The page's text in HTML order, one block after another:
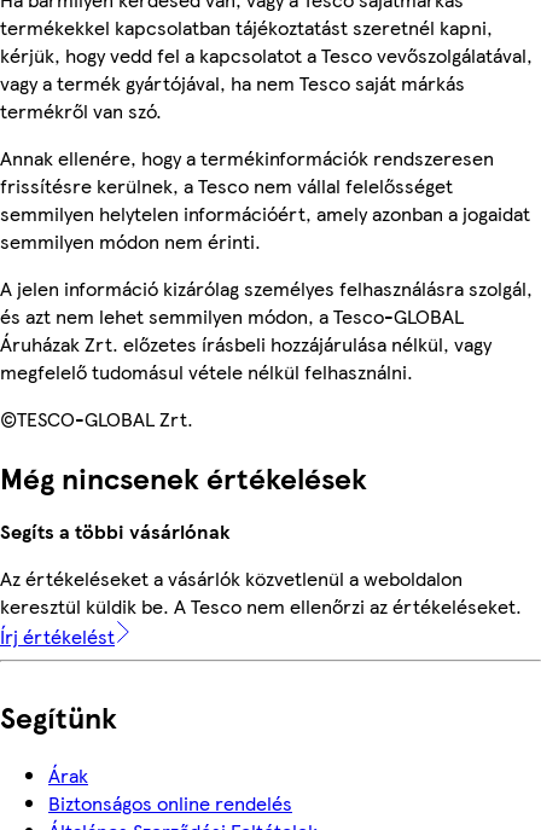
termékekkel kapcsolatban tájékoztatást szeretnél kapni,
kérjük, hogy vedd fel a kapcsolatot a Tesco vevőszolgálatával,
vagy a termék gyártójával, ha nem Tesco saját márkás
termékről van szó.
Annak ellenére, hogy a termékinformációk rendszeresen
frissítésre kerülnek, a Tesco nem vállal felelősséget
semmilyen helytelen információért, amely azonban a jogaidat
semmilyen módon nem érinti.
A jelen információ kizárólag személyes felhasználásra szolgál,
és azt nem lehet semmilyen módon, a Tesco-GLOBAL
Áruházak Zrt. előzetes írásbeli hozzájárulása nélkül, vagy
megfelelő tudomásul vétele nélkül felhasználni.
©TESCO-GLOBAL Zrt.
Még nincsenek értékelések
Segíts a többi vásárlónak
Az értékeléseket a vásárlók közvetlenül a weboldalon
keresztül küldik be. A Tesco nem ellenőrzi az értékeléseket.
Írj értékelést
Segítünk
Árak
Biztonságos online rendelés